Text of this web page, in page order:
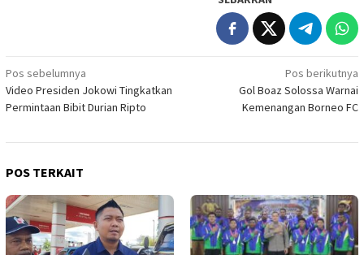
Navigasi
pos
Pos sebelumnya
Video Presiden Jokowi Tingkatkan
Permintaan Bibit Durian Ripto
Pos berikutnya
Gol Boaz Solossa Warnai
Kemenangan Borneo FC
POS TERKAIT